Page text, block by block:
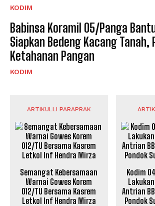
KODIM
Babinsa Koramil 05/Panga
Siapkan Bedeng Kacang Tanah,
Ketahanan Pangan
KODIM
ARTIKULLI PARAPRAK
Semangat Kebersamaan
Warnai Gowes Korem
012/TU Bersama Kasrem
Letkol Inf Hendra Mirza
Kodim
Lakukan
Antrian
Pondok